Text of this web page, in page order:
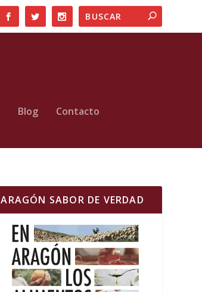
Blog Contacto
ARAGÓN SABOR DE VERDAD